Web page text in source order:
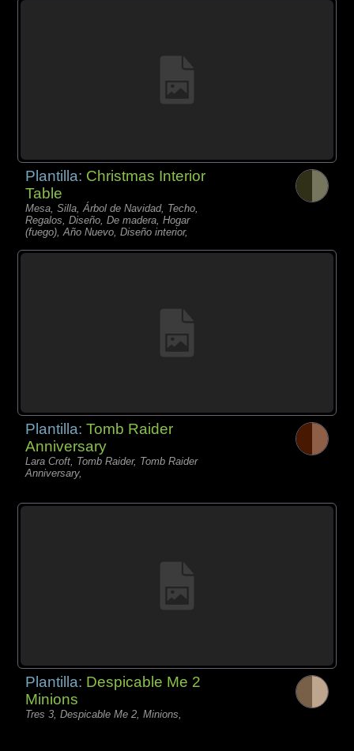
Plantilla: Christmas Interior
Table
Mesa, Silla, Árbol de Navidad, Techo,
Regalos, Diseño, De madera, Hogar
(fuego), Año Nuevo, Diseño interior,
Plantilla:Tomb Raider
Anniversary
Lara Croft, Tomb Raider, Tomb Raider
Anniversary,
Plantilla: Despicable Me 2
Minions
Tres 3, Despicable Me 2, Minions,